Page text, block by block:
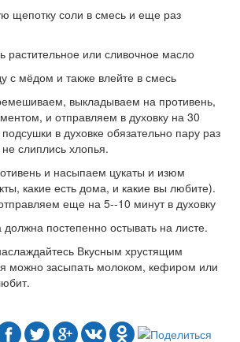
щепотку соли в смесь и еще раз
растительное или сливочное масло
с мёдом и также влейте в смесь
выкладываем на противень,
и отправляем в духовку на 30
в духовке обязательно пару раз
слиплись хлопья.
и насыпаем цукаты и изюм
какие есть дома, и какие вы любите).
еще на 5--10 минут в духовку
должна постепенно остывать на листе.
Вкусным хрустящим
можно засыпать молоком, кефиром или